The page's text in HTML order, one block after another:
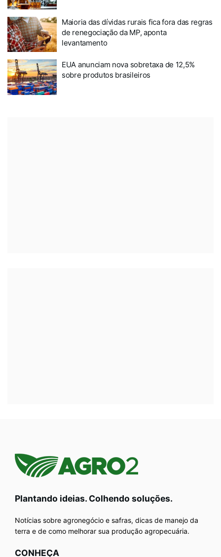
Maioria das dívidas rurais fica fora das regras
de renegociação da MP, aponta
levantamento
EUA anunciam nova sobretaxa de 12,5%
sobre produtos brasileiros
Plantando ideias. Colhendo soluções.
Notícias sobre agronegócio e safras, dicas de manejo da
terra e de como melhorar sua produção agropecuária.
CONHEÇA